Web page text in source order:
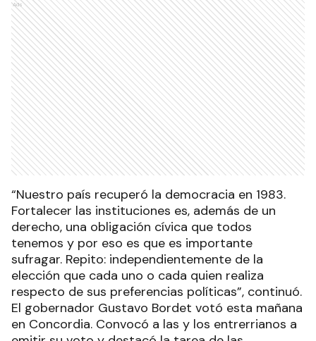
Ads
“Nuestro país recuperó la democracia en 1983.
Fortalecer las instituciones es, además de un
derecho, una obligación cívica que todos
tenemos y por eso es que es importante
sufragar. Repito: independientemente de la
elección que cada uno o cada quien realiza
respecto de sus preferencias políticas”, continuó.
El gobernador Gustavo Bordet votó esta mañana
en Concordia. Convocó a las y los entrerrianos a